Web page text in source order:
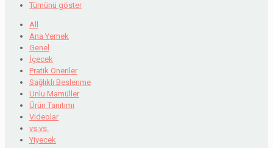
Tümünü göster
All
Ana Yemek
Genel
İçecek
Pratik Öneriler
Sağlıklı Beslenme
Unlu Mamüller
Ürün Tanıtımı
Videolar
vs.vs.
Yiyecek